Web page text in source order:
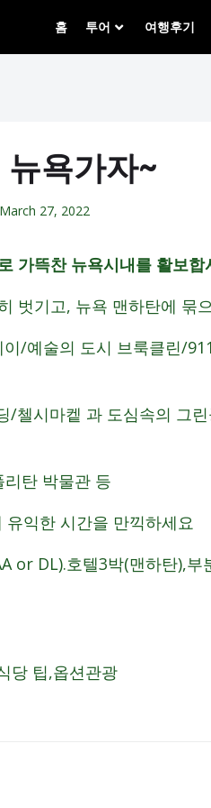
홈 투어 여행후기
욕가자~
March 27, 2022
가뜩찬 뉴욕시내를 활보
벗기고, 뉴욕 맨하탄에 묶
/예술의 도시 브룩클린/
/첼시마켙 과 도심속의 그
탄 박물관 등
익한 시간을 만끽하세요
or DL).호텔3박(맨하탄),
당 팁,옵션관광